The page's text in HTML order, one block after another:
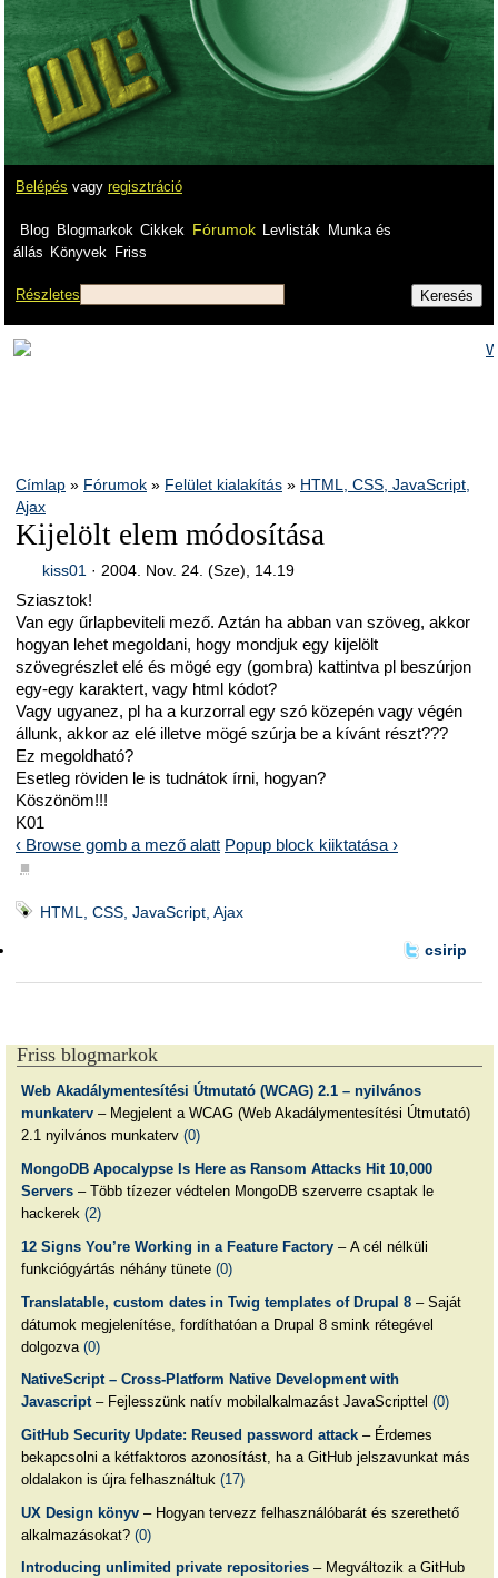
Belépés vagy regisztráció
Blog Blogmarkok Cikkek Fórumok Levlisták
Munka és
állás Könyvek Friss
Részletes
Címlap » Fórumok » Felület kialakítás » HTML, CSS, JavaScript,
Ajax
Kijelölt elem módosítása
kiss01 · 2004. Nov. 24. (Sze), 14.19
Sziasztok!
Van egy űrlapbeviteli mező. Aztán ha abban van szöveg, akkor
hogyan lehet megoldani, hogy mondjuk egy kijelölt
szövegrészlet elé és mögé egy (gombra) kattintva pl beszúrjon
egy-egy karaktert, vagy html kódot?
Vagy ugyanez, pl ha a kurzorral egy szó közepén vagy végén
állunk, akkor az elé illetve mögé szúrja be a kívánt részt???
Ez megoldható?
Esetleg röviden le is tudnátok írni, hogyan?
Köszönöm!!!
K01
‹ Browse gomb a mező alatt Popup block kiiktatása ›
■
HTML, CSS, JavaScript, Ajax
csirip
Friss blogmarkok
Web Akadálymentesítési Útmutató (WCAG) 2.1 – nyilvános
munkaterv– Megjelent a WCAG (Web Akadálymentesítési Útmutató)
2.1 nyilvános munkaterv (0)
MongoDB Apocalypse Is Here as Ransom Attacks Hit 10,000
Servers– Több tízezer védtelen MongoDB szerverre csaptak le
hackerek (2)
12 Signs You’re Working in a Feature Factory– A cél nélküli
funkciógyártás néhány tünete (0)
Translatable, custom dates in Twig templates of Drupal 8– Saját
dátumok megjelenítése, fordíthatóan a Drupal 8 smink rétegével
dolgozva (0)
NativeScript – Cross-Platform Native Development with
Javascript– Fejlesszünk natív mobilalkalmazást JavaScripttel (0)
GitHub Security Update: Reused password attack– Érdemes
bekapcsolni a kétfaktoros azonosítást, ha a GitHub jelszavunkat más
oldalakon is újra felhasználtuk (17)
UX Design könyv– Hogyan tervezz felhasználóbarát és szerethető
alkalmazásokat? (0)
Introducing unlimited private repositories– Megváltozik a GitHub